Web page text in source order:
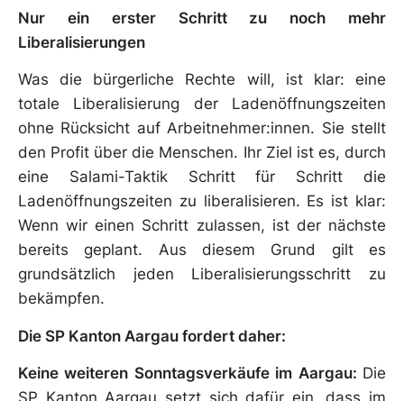
Nur ein erster Schritt zu noch mehr
Liberalisierungen
Was die bürgerliche Rechte will, ist klar: eine
totale Liberalisierung der Ladenöffnungszeiten
ohne Rücksicht auf Arbeitnehmer:innen. Sie stellt
den Profit über die Menschen. Ihr Ziel ist es, durch
eine Salami-Taktik Schritt für Schritt die
Ladenöffnungszeiten zu liberalisieren. Es ist klar:
Wenn wir einen Schritt zulassen, ist der nächste
bereits geplant. Aus diesem Grund gilt es
grundsätzlich jeden Liberalisierungsschritt zu
bekämpfen.
Die SP Kanton Aargau fordert daher:
Keine weiteren Sonntagsverkäufe im Aargau: Die
SP Kanton Aargau setzt sich dafür ein, dass im